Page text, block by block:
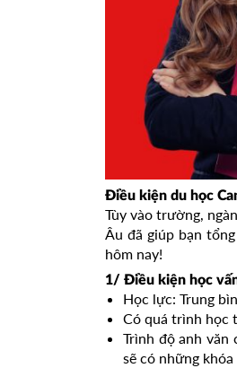
Điều kiện du học
Tùy vào trường,
Âu đã giúp bạn
hôm nay!
1/ Điều kiện học
Học lực: Trung
Có quá trình học
Trình độ anh văn
sẽ có những